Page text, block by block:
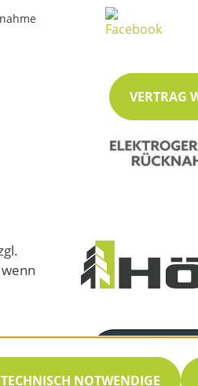
VERTRAG
07053 /
NOTWENDIGE